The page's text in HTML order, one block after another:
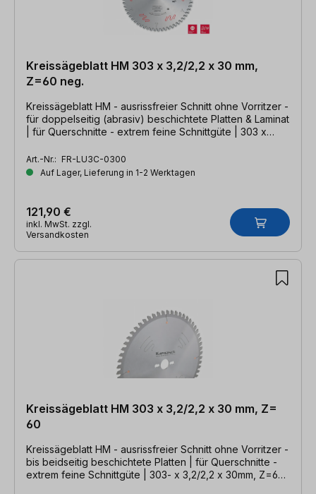
Kreissägeblatt HM 303 x 3,2/2,2 x 30 mm,
Z=60 neg.
Kreissägeblatt HM - ausrissfreier Schnitt ohne Vorritzer -
für doppelseitig (abrasiv) beschichtete Platten & Laminat
| für Querschnitte - extrem feine Schnittgüte | 303 x
Art.-Nr.: FR-LU3C-0300
Auf Lager, Lieferung in 1-2 Werktagen
121,90 €
inkl. MwSt. zzgl.
Versandkosten
Kreissägeblatt HM 303 x 3,2/2,2 x 30 mm, Z=
60
Kreissägeblatt HM - ausrissfreier Schnitt ohne Vorritzer -
bis beidseitig beschichtete Platten | für Querschnitte -
extrem feine Schnittgüte | 303- x 3,2/2,2 x 30mm, Z=60